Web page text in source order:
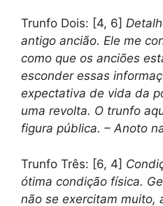
Trunfo Dois: [4, 6]
antigo ancião. Ele me
como que os anciões
esconder essas
expectativa de vida da
uma revolta. O trunfo
figura pública. – Anoto
Trunfo Três: [6, 4]
ótima condição física.
não se exercitam muito,